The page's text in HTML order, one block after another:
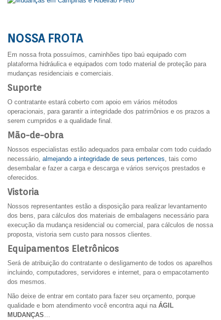
NOSSA FROTA
Em nossa frota possuímos, caminhões tipo baú equipado com
plataforma hidráulica e equipados com todo material de proteção para
mudanças residenciais e comerciais.
Suporte
O contratante estará coberto com apoio em vários métodos
operacionais, para garantir a integridade dos patrimônios e os prazos a
serem cumpridos e a qualidade final.
Mão-de-obra
Nossos especialistas estão adequados para embalar com todo cuidado
necessário, almejando a integridade de seus pertences, tais como
desembalar e fazer a carga e descarga e vários serviços prestados e
oferecidos.
Vistoria
Nossos representantes estão a disposição para realizar levantamento
dos bens, para cálculos dos materiais de embalagens necessário para
execução da mudança residencial ou comercial, para cálculos de nossa
proposta, vistoria sem custo para nossos clientes.
Equipamentos Eletrônicos
Será de atribuição do contratante o desligamento de todos os aparelhos
incluindo, computadores, servidores e internet, para o empacotamento
dos mesmos.
Não deixe de entrar em contato para fazer seu orçamento, porque
qualidade e bom atendimento você encontra aqui na ÁGIL
MUDANÇAS…